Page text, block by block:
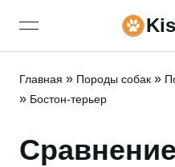
open navigation menu
Главная » Породы собак »
» Бостон-терьер